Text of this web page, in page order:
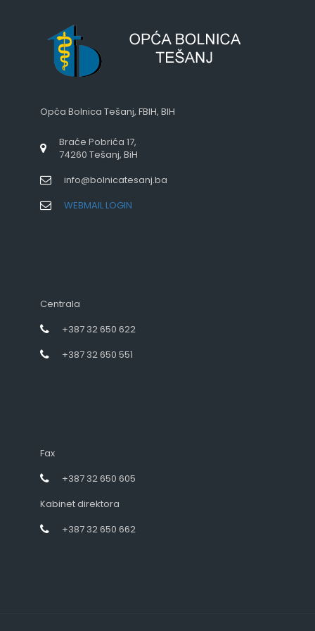
Opća Bolnica Tešanj, FBIH, BIH
Braće Pobrića 17,
74260 Tešanj, BiH
info@bolnicatesanj.ba
WEBMAIL LOGIN
Centrala
+387 32 650 622
+387 32 650 551
Fax
+387 32 650 605
Kabinet direktora
+387 32 650 662